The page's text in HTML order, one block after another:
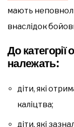
мають
внаслідок
До
належать:
діти, які
каліцтва;
діти, які